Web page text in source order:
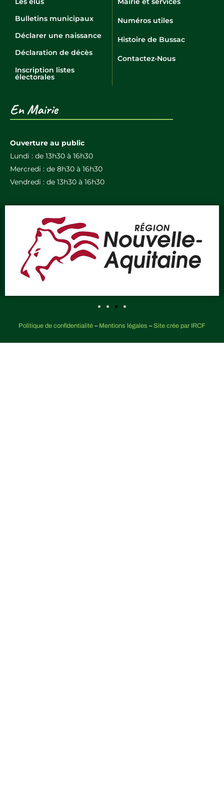
Bulletins municipaux
Déclarer une naissance
Déclaration de décès
Inscription listes
électorales
Numéros utiles
Histoire de Bussac
Contactez-Nous
En Mairie
Ouverture au public
Lundi : de 13h30 à 16h30
Mercredi : de 8h30 à 16h30
Vendredi : de 13h30 à 16h30
Politique de confidentialité – Mentions légales –Site crée par IRCF